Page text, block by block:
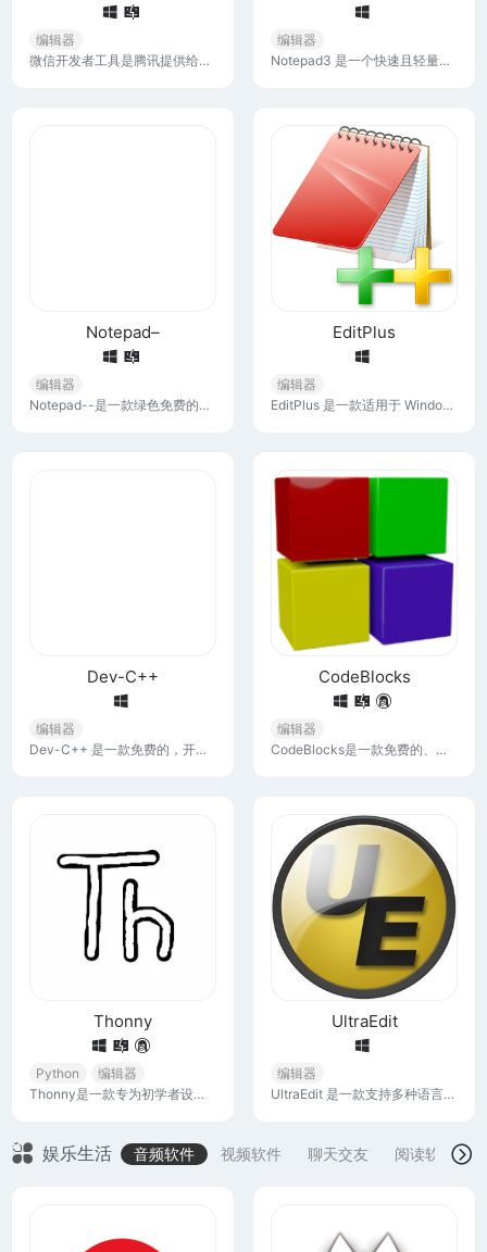
编辑器
微信开发者工具是腾讯提供给开发者的一个强大工具，它可以帮助开发者们更加方便地开发和调试微信小程序和公众号网页。
编辑器
Notepad3 是一个快速且轻量级的基于 Scintilla 的文本编辑器，具有语法高亮功能。它的内存占用很小，但功能强大，足以处理大多数编程作业。
Notepad–
编辑器
Notepad--是一款绿色免费的文本编辑工具，我们的目标是要做到windows/linux/mac全平台支持。对比Notepad++而言，Notepad--可以支持国产UOS和MacOS系统。
EditPlus
编辑器
EditPlus 是一款适用于 Windows 的文本编辑器，具有内置的 FTP、FTPS 和 sftp 功能。虽然它可以作为记事本的一个很好的替代品，但它也为网页作者和程序员提供了许多强大的功能。
Dev-C++
编辑器
Dev-C++ 是一款免费的，开源的 Windows 系统集成开发环境 (IDE)。它支持 GCC 基础编译器，如 Mingw、Cygwin 等。这个软件用于写作、编译和执行 C++ 程序。
CodeBlocks
编辑器
CodeBlocks是一款免费的、开源的、跨平台 C，C++ 和 Fortran IDE，旨在满足用户最高要求。它具有很高的扩展性和完全可配置的插件功能。
Thonny
Python
编辑器
Thonny是一款专为初学者设计的Python IDE。它内置了Python 3.10，因此您只需要安装并立即开始编程。该应用支持Windows、macOS和Linux平台，可以通过pip install thonny命令或从thonny.org网站下载最新版本来安装
UltraEdit
编辑器
UltraEdit 是一款支持多种语言和文件格式的文本编辑器，具有搜索和替换、语法高亮、代码折叠、FTP/SFTP、SSH/Telnet、宏、脚本等功能。
娱乐生活 音频软件 视频软件 聊天交友 阅读软件